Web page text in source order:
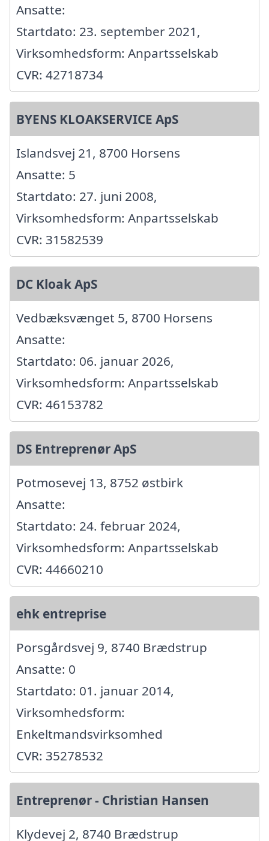
Ansatte:
Startdato: 23. september 2021,
Virksomhedsform: Anpartsselskab
CVR: 42718734
BYENS KLOAKSERVICE ApS
Islandsvej 21, 8700 Horsens
Ansatte: 5
Startdato: 27. juni 2008,
Virksomhedsform: Anpartsselskab
CVR: 31582539
DC Kloak ApS
Vedbæksvænget 5, 8700 Horsens
Ansatte:
Startdato: 06. januar 2026,
Virksomhedsform: Anpartsselskab
CVR: 46153782
DS Entreprenør ApS
Potmosevej 13, 8752 østbirk
Ansatte:
Startdato: 24. februar 2024,
Virksomhedsform: Anpartsselskab
CVR: 44660210
ehk entreprise
Porsgårdsvej 9, 8740 Brædstrup
Ansatte: 0
Startdato: 01. januar 2014,
Virksomhedsform:
Enkeltmandsvirksomhed
CVR: 35278532
Entreprenør - Christian Hansen
Klydevej 2, 8740 Brædstrup